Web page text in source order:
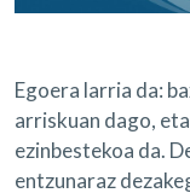
Egoera larria da:
arriskuan dago,
ezinbestekoa da.
entzunaraz